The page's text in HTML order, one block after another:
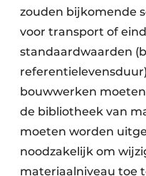
zouden bijkomende
voor transport of
standaardwaarden
bouwwerken
de bibliotheek van
moeten worden
noodzakelijk om
materiaalniveau toe